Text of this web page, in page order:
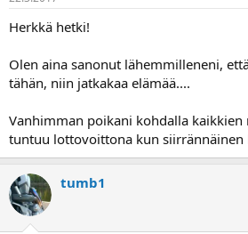
e
l
a
l
i
t
j
a
p
ä
ä
Herkkä hetki!
Olen aina sanonut lähemmilleneni,
tähän, niin jatkakaa elämää....
Vanhimman poikani kohdalla kaikkien
tuntuu lottovoittona kun siirrännäinen
tumb1